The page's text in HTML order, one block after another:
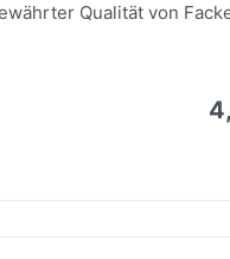
Qualität von